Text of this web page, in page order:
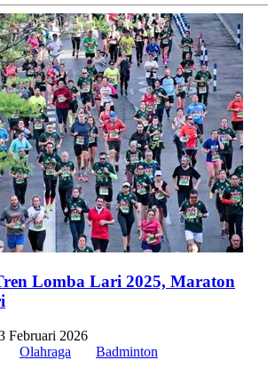
Lomba Lari 2025, Maraton
Februari 2026
Olahraga
Badminton